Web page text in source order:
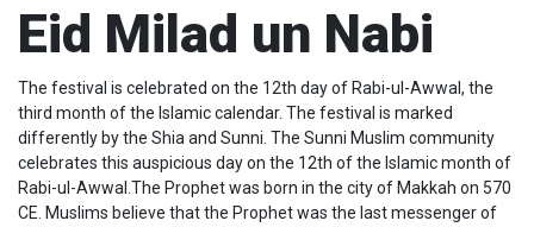
Eid Milad un Nabi
The festival is celebrated on the 12th day of Rabi-ul-Awwal, the
third month of the Islamic calendar. The festival is marked
differently by the Shia and Sunni. The Sunni Muslim community
celebrates this auspicious day on the 12th of the Islamic month of
Rabi-ul-Awwal.The Prophet was born in the city of Makkah on 570
CE. Muslims believe that the Prophet was the last messenger of